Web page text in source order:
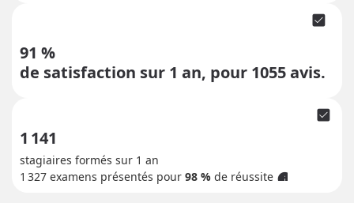
91 %
de satisfaction sur 1 an, pour 1055avis.
check_box
check_box
1 141
stagiaires formés sur 1 an
1 327 examens présentés pour 98 % de réussite info